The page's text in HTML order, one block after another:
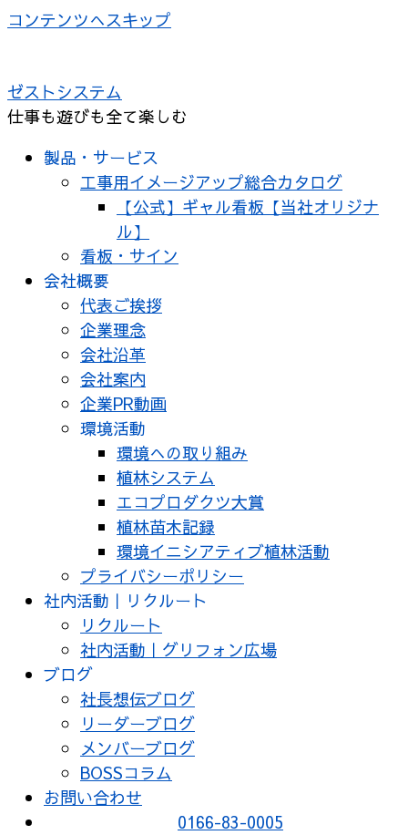
コンテンツへスキップ
ゼストシステム
仕事も遊びも全て楽しむ
製品・サービス
工事用イメージアップ総合カタログ
【公式】ギャル看板【当社オリジナ
ル】
看板・サイン
会社概要
代表ご挨拶
企業理念
会社沿革
会社案内
企業PR動画
環境活動
環境への取り組み
植林システム
エコプロダクツ大賞
植林苗木記録
環境イニシアティブ植林活動
プライバシーポリシー
社内活動｜リクルート
リクルート
社内活動｜グリフォン広場
ブログ
社長想伝ブログ
リーダーブログ
メンバーブログ
BOSSコラム
お問い合わせ
0166-83-0005